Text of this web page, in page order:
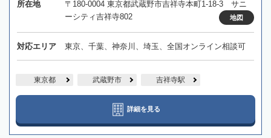
所在地
〒180-0004 東京都武蔵野市吉祥寺本町1-18-3 サニ
ーシティ吉祥寺802
地図
対応エリア 東京、千葉、神奈川、埼玉、全国オンライン相談可
東京都 武蔵野市 吉祥寺駅
詳細を見る